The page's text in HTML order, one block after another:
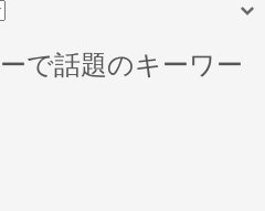
で話題のキーワー